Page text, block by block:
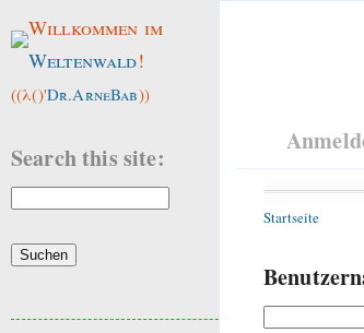
Startseite
Willkommen im
Weltenwald!
((λ()'Dr.ArneBab))
Search this site: